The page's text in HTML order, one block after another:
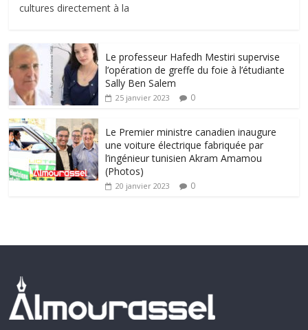
cultures directement à la
Le professeur Hafedh Mestiri supervise
l’opération de greffe du foie à l’étudiante
Sally Ben Salem
25 janvier 2023 0
Le Premier ministre canadien inaugure
une voiture électrique fabriquée par
l’ingénieur tunisien Akram Amamou
(Photos)
20 janvier 2023 0